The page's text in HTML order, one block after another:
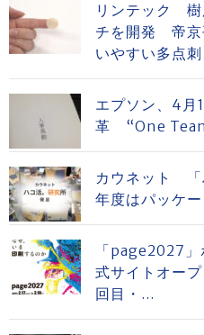
リンテック 樹
チを開発 帝京
いやすい多点
エプソン、4月
革 “One
カウネット
年度はパッケ
「page2027
式サイトオー
回目・...